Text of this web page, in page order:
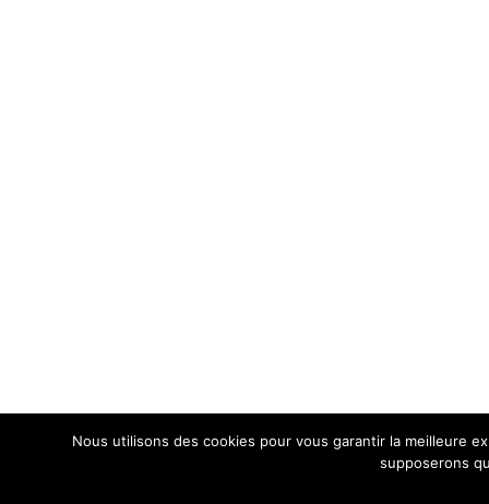
Nous utilisons des cookies pour vous garantir la meilleure
supposerons